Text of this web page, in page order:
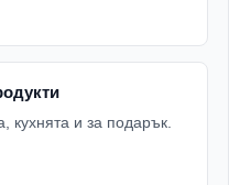
кухнята и за подарък.